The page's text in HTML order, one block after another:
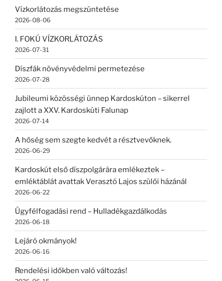
Vízkorlátozás megszüntetése
2026-08-06
I. FOKÚ VÍZKORLÁTOZÁS
2026-07-31
Díszfák növényvédelmi permetezése
2026-07-28
Jubileumi közösségi ünnep Kardoskúton – sikerrel
zajlott a XXV. Kardoskúti Falunap
2026-07-14
A hőség sem szegte kedvét a résztvevőknek.
2026-06-29
Kardoskút első díszpolgárára emlékeztek –
emléktáblát avattak Verasztó Lajos szülői házánál
2026-06-22
Ügyfélfogadási rend – Hulladékgazdálkodás
2026-06-18
Lejáró okmányok!
2026-06-16
Rendelési időkben való változás!